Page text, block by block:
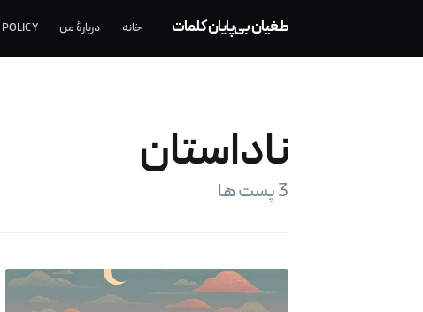
طغیان بی‌پایان کلمات خانه دربارهٔ من
ناداستان
3 پست ها